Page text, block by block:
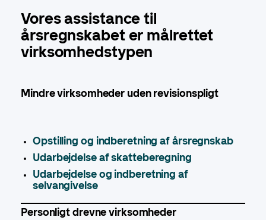
Vores assistance til
årsregnskabet er målrettet
virksomhedstypen
Mindre virksomheder uden revisionspligt
Opstilling og indberetning af årsregnskab
Udarbejdelse af skatteberegning
Udarbejdelse og indberetning af
selvangivelse
Personligt drevne virksomheder